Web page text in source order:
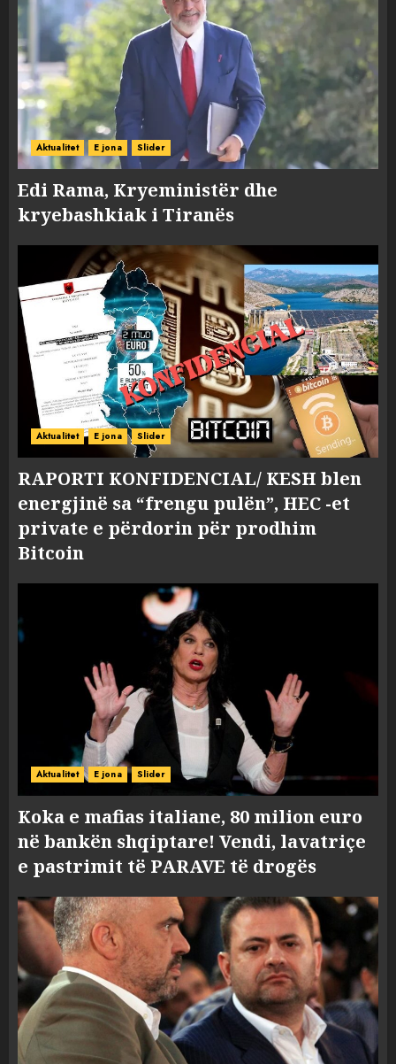
Aktualitet E jona Slider
Edi Rama, Kryeministër dhe
kryebashkiak i Tiranës
Aktualitet E jona Slider
RAPORTI KONFIDENCIAL/ KESH blen
energjinë sa “frengu pulën”, HEC -et
private e përdorin për prodhim
Bitcoin
Aktualitet E jona Slider
Koka e mafias italiane, 80 milion euro
në bankën shqiptare! Vendi, lavatriçe
e pastrimit të PARAVE të drogës